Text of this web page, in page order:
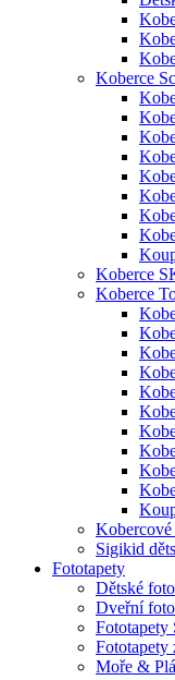
Koberce
Koberce
Koberce
Sigikid
Fototapety
Dětské
Dveřní
Fototapety
Moře &